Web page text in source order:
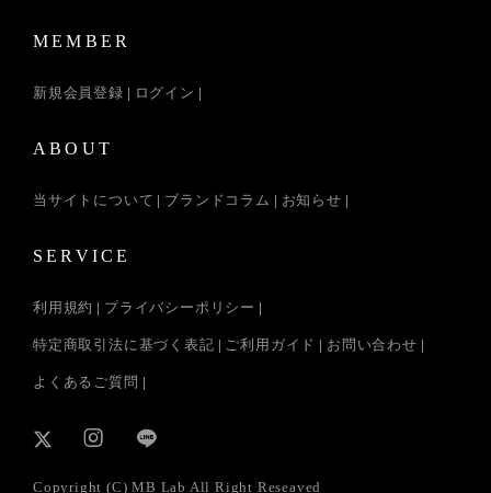
MEMBER
新規会員登録 ログイン
ABOUT
当サイトについて ブランドコラム お知らせ
SERVICE
利用規約 プライバシーポリシー
特定商取引法に基づく表記 ご利用ガイド お問い合わせ
よくあるご質問
Copyright (C) MB Lab All Right Reseaved